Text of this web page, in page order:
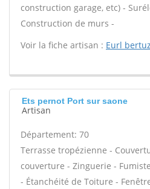
construction garage, etc) -
Construction de murs -
Voir la fiche artisan : Eurl
Ets pernot Port sur saone
Artisan
Département: 70
Terrasse tropézienne -
couverture - Zinguerie -
- Étanchéité de Toiture -